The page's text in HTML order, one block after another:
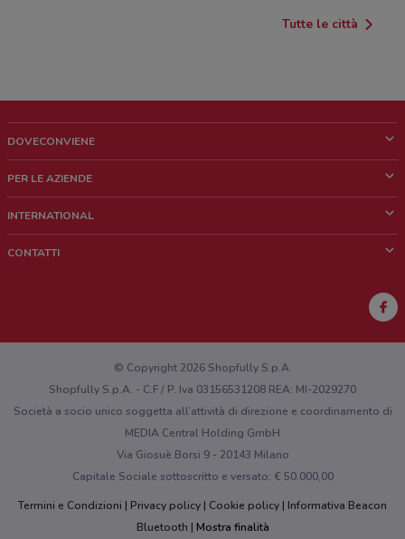
Tutte le città
DOVECONVIENE
Chi siamo
Lavora con noi
PER LE AZIENDE
Richieste commerciali e marketing
INTERNATIONAL
CONTATTI
Hai un malfunzionamento sul web o sull'app?
© Copyright 2026 Shopfully S.p.A.
Shopfully S.p.A. - C.F / P. Iva 03156531208 REA: MI-2029270
Società a socio unico soggetta all’attività di direzione e coordinamento di
MEDIA Central Holding GmbH
Via Giosuè Borsi 9 - 20143 Milano
Capitale Sociale sottoscritto e versato: € 50.000,00
Termini e Condizioni
Privacy policy Cookie policy
Informativa Beacon
Bluetooth
Mostra finalità